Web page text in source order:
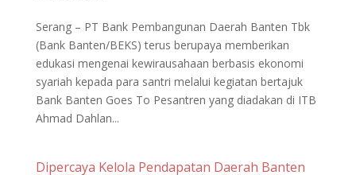
Serang – PT Bank Pembangunan Daerah Banten Tbk
(Bank Banten/BEKS) terus berupaya memberikan
edukasi mengenai kewirausahaan berbasis ekonomi
syariah kepada para santri melalui kegiatan bertajuk
Bank Banten Goes To Pesantren yang diadakan di ITB
Ahmad Dahlan...
Dipercaya Kelola Pendapatan Daerah Banten